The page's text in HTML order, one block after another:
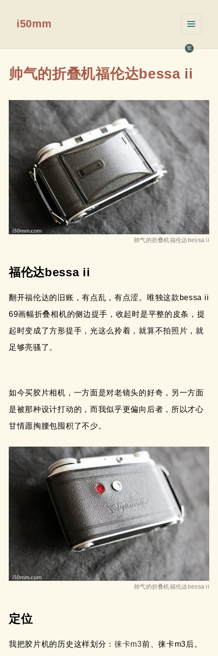
繁
i50mm
挂件
帅气的折叠机福伦达bessa ii
帅气的折叠机福伦达bessa ii
福伦达bessa ii
翻开福伦达的旧账，有点乱，有点涩。唯独这款bessa ii
69画幅折叠相机的侧边提手，收起时是平整的皮条，提
起时变成了方形提手，光这么拎着，就算不拍照片，就
足够亮骚了。
如今买胶片相机，一方面是对老镜头的好奇，另一方面
是被那种设计打动的，而我似乎更偏向后者，所以才心
甘情愿掏腰包囤积了不少。
帅气的折叠机福伦达bessa ii
定位
我把胶片机的历史这样划分：徕卡m3前、徕卡m3后。